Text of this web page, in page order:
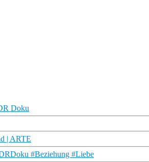
Doku
| ARTE
#Beziehung #Liebe